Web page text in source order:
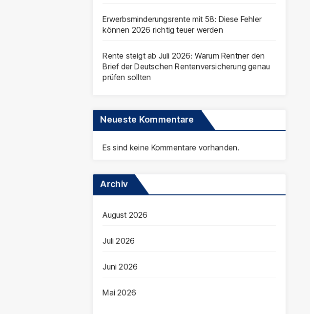
Erwerbsminderungsrente mit 58: Diese Fehler
können 2026 richtig teuer werden
Rente steigt ab Juli 2026: Warum Rentner den
Brief der Deutschen Rentenversicherung genau
prüfen sollten
Neueste Kommentare
Es sind keine Kommentare vorhanden.
Archiv
August 2026
Juli 2026
Juni 2026
Mai 2026